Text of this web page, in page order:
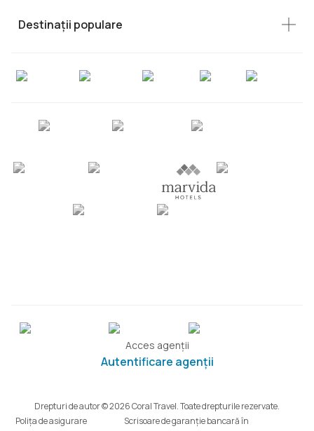
Destinații populare
Acces agenții
Autentificare agenții
Drepturi de autor © 2026 Coral Travel. Toate drepturile rezervate.
Polița de asigurare
Scrisoare de garanție bancară în